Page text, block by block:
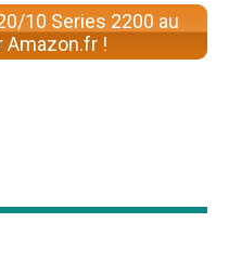
10 Series 2200 au
Amazon.fr !